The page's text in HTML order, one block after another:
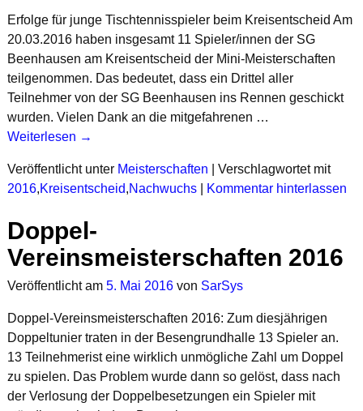
Erfolge für junge Tischtennisspieler beim Kreisentscheid Am
20.03.2016 haben insgesamt 11 Spieler/innen der SG
Beenhausen am Kreisentscheid der Mini-Meisterschaften
teilgenommen. Das bedeutet, dass ein Drittel aller
Teilnehmer von der SG Beenhausen ins Rennen geschickt
wurden. Vielen Dank an die mitgefahrenen …
Weiterlesen →
Veröffentlicht unter Meisterschaften
Verschlagwortet mit
2016,Kreisentscheid,Nachwuchs| Kommentar hinterlassen
Doppel-
Vereinsmeisterschaften 2016
Veröffentlicht am 5. Mai 2016 von SarSys
Doppel-Vereinsmeisterschaften 2016: Zum diesjährigen
Doppeltunier traten in der Besengrundhalle 13 Spieler an.
13 Teilnehmerist eine wirklich unmögliche Zahl um Doppel
zu spielen. Das Problem wurde dann so gelöst, dass nach
der Verlosung der Doppelbesetzungen ein Spieler mit